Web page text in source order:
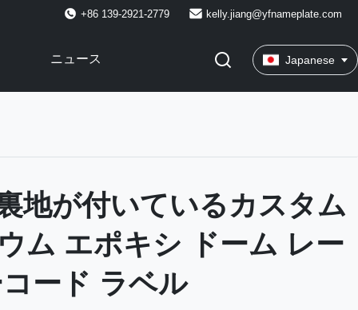
+86 139-2921-2779 kelly.jiang@yfnameplate.com
ニュース Japanese
地が付いているカスタム
ム エポキシ ドーム レー
ード ラベル